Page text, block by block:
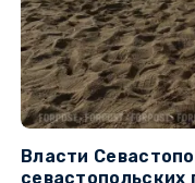
Власти
севастопольских